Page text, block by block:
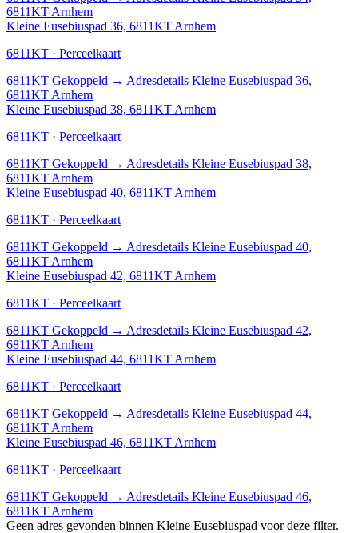
6811KT Arnhem
Kleine Eusebiuspad 36, 6811KT Arnhem
6811KT · Perceelkaart
6811KT Gekoppeld → Adresdetails Kleine Eusebiuspad 36,
6811KT Arnhem
Kleine Eusebiuspad 38, 6811KT Arnhem
6811KT · Perceelkaart
6811KT Gekoppeld → Adresdetails Kleine Eusebiuspad 38,
6811KT Arnhem
Kleine Eusebiuspad 40, 6811KT Arnhem
6811KT · Perceelkaart
6811KT Gekoppeld → Adresdetails Kleine Eusebiuspad 40,
6811KT Arnhem
Kleine Eusebiuspad 42, 6811KT Arnhem
6811KT · Perceelkaart
6811KT Gekoppeld → Adresdetails Kleine Eusebiuspad 42,
6811KT Arnhem
Kleine Eusebiuspad 44, 6811KT Arnhem
6811KT · Perceelkaart
6811KT Gekoppeld → Adresdetails Kleine Eusebiuspad 44,
6811KT Arnhem
Kleine Eusebiuspad 46, 6811KT Arnhem
6811KT · Perceelkaart
6811KT Gekoppeld → Adresdetails Kleine Eusebiuspad 46,
6811KT Arnhem
Geen adres gevonden binnen Kleine Eusebiuspad voor deze filter.